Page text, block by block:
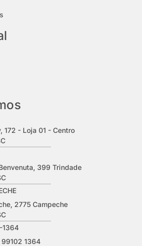
172 - Loja 01 - Centro
399 Trindade
2775 Campeche
1364
1364